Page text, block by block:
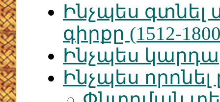
Ինչպես գտնել
գիրքը (1512-
Ինչպես
Ինչպես